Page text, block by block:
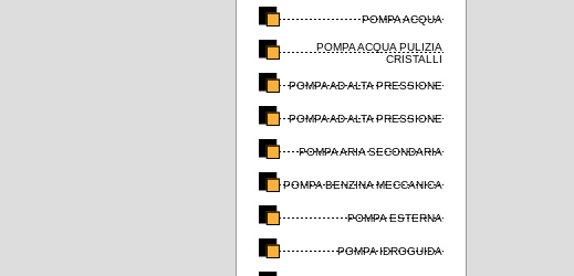
POMPA ACQUA
POMPA ACQUA PULIZIA
CRISTALLI
POMPA AD ALTA PRESSIONE
POMPA AD ALTA PRESSIONE
POMPA ARIA SECONDARIA
POMPA BENZINA MECCANICA
POMPA ESTERNA
POMPA IDROGUIDA